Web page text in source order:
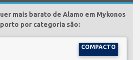
mais barato de Alamo em Mykonos
por categoria são:
COMPACTO